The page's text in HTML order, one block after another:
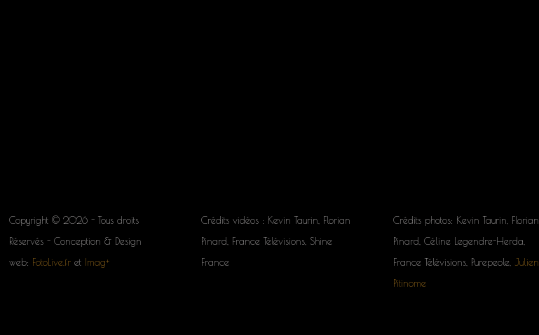
Copyright © 2026 - Tous droits
Réservés - Conception & Design
web: FotoLive.fr et Imag+
Crédits vidéos : Kevin Taurin, Florian
Pinard, France Télévisions, Shine
France
Crédits photos: Kevin Taurin, Florian
Pinard, Céline Legendre-Herda,
France Télévisions, Purepeole,
Julien
Pitinome